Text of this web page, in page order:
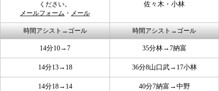
ください。
メールフォーム ・ メール
佐々木・小林
時間アシスト→ゴール 時間アシスト→ゴール
14分10→7 35分林→7納富
14分13→18 36分8山口武→17小林
14分18→14 40分7納富→中野